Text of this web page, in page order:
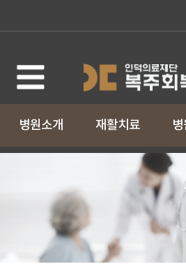
병원소개 재활치료 병